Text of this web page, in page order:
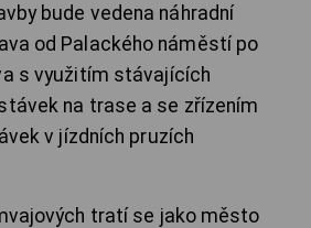
bude vedena náhradní
od Palackého náměstí po
s využitím stávajících
na trase a se zřízením
v jízdních pruzích
tratí se jako město